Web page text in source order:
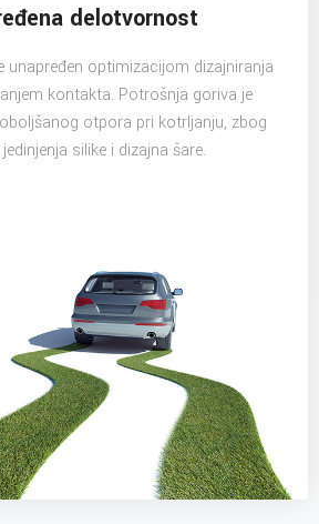
delotvornost
unapređen optimizacijom dizajniranja
kontakta. Potrošnja goriva je
otpora pri kotrljanju, zbog
silike i dizajna šare.